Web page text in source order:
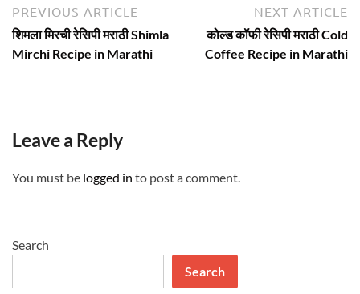
Post
navigation
PREVIOUS ARTICLE
article:
शिमला मिरची रेसिपी मराठी Shimla
Mirchi Recipe in Marathi
NEXT ARTICLE
कोल्ड कॉफी रेसिपी मराठी Cold
Coffee Recipe in Marathi
Leave a Reply
You must be logged in to post a comment.
Search
Search